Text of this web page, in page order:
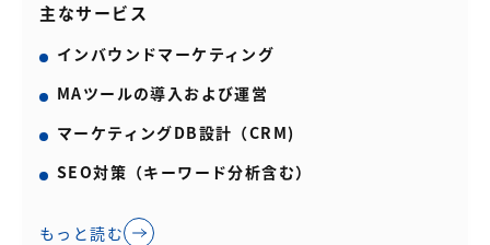
主なサービス
インバウンドマーケティング
MAツールの導入および運営
マーケティングDB設計（CRM)
SEO対策（キーワード分析含む）
もっと読む